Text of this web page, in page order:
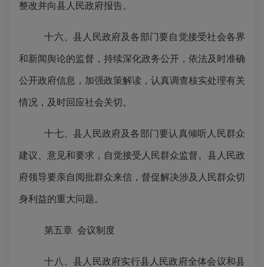
整改并向县人民政府报告。
十六、县人民政府及各部门要自觉接受社会各界
和新闻舆论的监督，持续深化政务公开，依法及时准确
公开政府信息，加强政策解读，认真调查核实处理有关
情况，及时回应社会关切。
十七、县人民政府及各部门要认真倾听人民群众
建议、意见和要求，自觉接受人民群众监督。县人民政
府领导要亲自阅批群众来信，督促解决涉及人民群众切
身利益的重大问题。
第五章 会议制度
十八、县人民政府实行县人民政府全体会议和县